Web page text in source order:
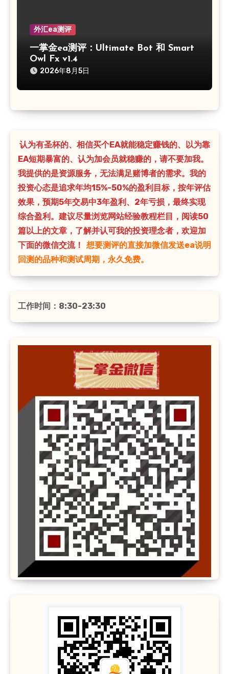
外汇ea测评
一掌金ea测评：Ultimate Bot 和 Smart
Owl Fx v1.4
2026年8月5日
认为有圣杯的、相信买个EA就能稳定赚钱的、以为靠
EA短期暴富的、认为加会员就稳赚的，请不要加我。
我提供的是资源服务，无法满足赌博者的需求。我的
投资心态是追求年均15%-50%的盈利目标，按年评估
效果，预期5年交易中3年盈利、2年亏损，最终实现
综合盈利。建议尽量浏览网站经验教程栏目，阅读50
篇以上的文章，了解并认可我的投资理念者，欢迎加
下面的微信交流！
想要测评的直接加微信发送ea说明
回测的品种和测试周期，永久免费。
工作时间：8:30-23:30